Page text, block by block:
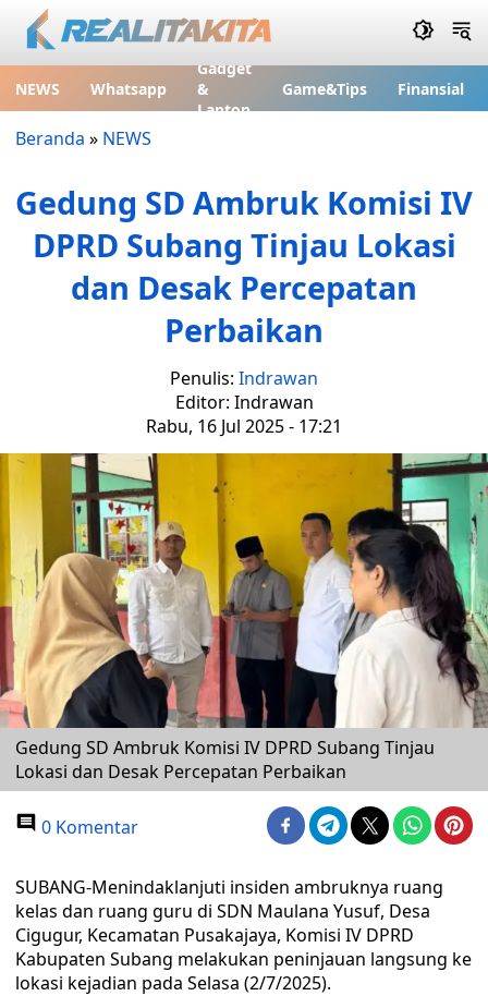
NEWS Whatsapp
Gadget
&
Laptop
Game&Tips Finansial
Beranda » NEWS
Gedung SD Ambruk Komisi IV
DPRD Subang Tinjau Lokasi
dan Desak Percepatan
Perbaikan
Penulis: Indrawan
Editor: Indrawan
Rabu, 16 Jul 2025 - 17:21
Gedung SD Ambruk Komisi IV DPRD Subang Tinjau
Lokasi dan Desak Percepatan Perbaikan
0 Komentar
SUBANG-Menindaklanjuti insiden ambruknya ruang
kelas dan ruang guru di SDN Maulana Yusuf, Desa
Cigugur, Kecamatan Pusakajaya, Komisi IV DPRD
Kabupaten Subang melakukan peninjauan langsung ke
lokasi kejadian pada Selasa (2/7/2025).